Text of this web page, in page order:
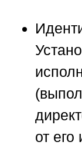
от его